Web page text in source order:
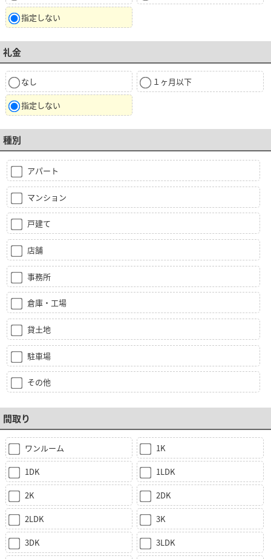
指定しない
礼金
なし １ヶ月以下
指定しない
種別
アパート
マンション
戸建て
店舗
事務所
倉庫・工場
貸土地
駐車場
その他
間取り
ワンルーム 1K
1DK 1LDK
2K 2DK
2LDK 3K
3DK 3LDK